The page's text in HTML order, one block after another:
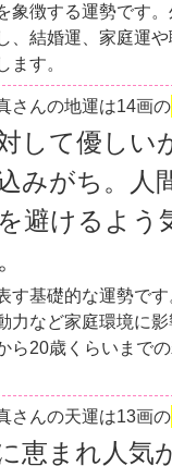
象徴する運勢です
、結婚運、家庭運
ます。
さんの地運は14画の
して優しい
みがち。人
避けるよう
す基礎的な運勢で
力など家庭環境に
ら20歳くらいまで
さんの天運は13画の
恵まれ人気